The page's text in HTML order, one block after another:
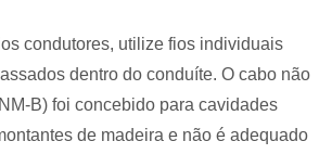
condutores, utilize fios individuais
dentro do conduíte. O cabo não
B) foi concebido para cavidades
de madeira e não é adequado